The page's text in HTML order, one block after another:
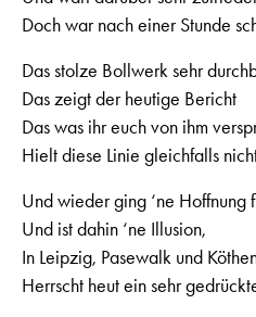
Doch war nach einer Stunde
Das stolze Bollwerk sehr
Das zeigt der heutige Bericht
Das was ihr euch von ihm
Hielt diese Linie gleichfalls
Und wieder ging ‘ne Hoffnung
Und ist dahin ‘ne Illusion,
In Leipzig, Pasewalk und
Herrscht heut ein sehr